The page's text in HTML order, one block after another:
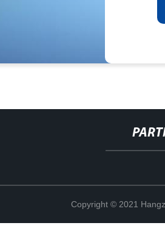
Copyright © 2021